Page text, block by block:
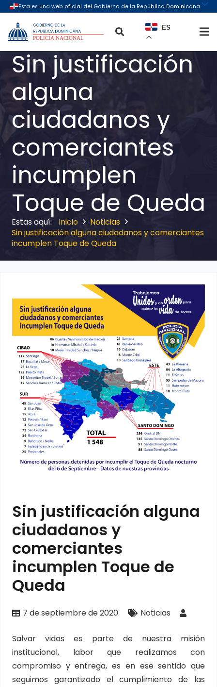
ES
Sin justificación
alguna
ciudadanos y
comerciantes
incumplen
Toque de Queda
Inicio
Noticias
Sin justificación alguna ciudadanos y comerciantes
incumplen Toque de Queda
Sin justificación alguna
ciudadanos y
comerciantes
incumplen Toque de
Queda
7 de septiembre de 2020 Noticias
Salvar vidas es parte de nuestra misión
institucional, labor que realizamos con
compromiso y entrega, es en ese sentido que
seguimos garantizado el cumplimiento de las